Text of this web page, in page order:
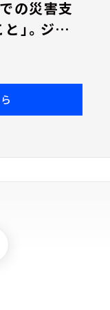
の災害支
」。ジャ
藤代裕之